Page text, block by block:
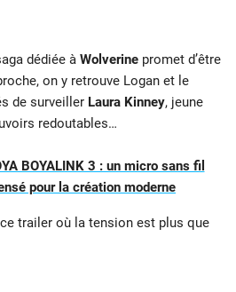
dédiée à Wolverine promet d’être
on y retrouve Logan et le
de surveiller Laura Kinney, jeune
redoutables…
BOYALINK 3 : un micro sans fil
pour la création moderne
trailer où la tension est plus que